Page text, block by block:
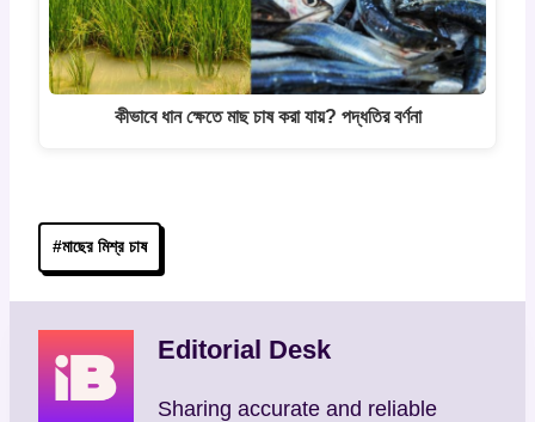
কীভাবে ধান ক্ষেতে মাছ চাষ করা যায়? পদ্ধতির বর্ণনা
Post
Tags:
#মাছের মিশ্র চাষ
Editorial Desk
Sharing accurate and reliable